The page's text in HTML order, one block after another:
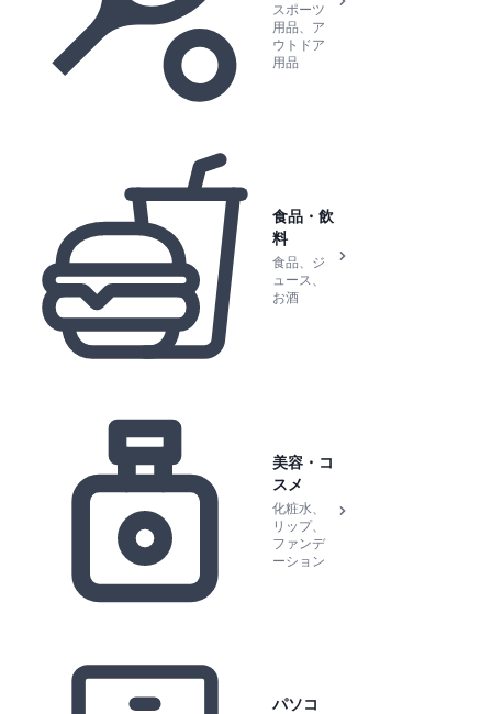
スポーツ
用品、ア
ウトドア
用品
食品・飲
料
食品、ジ
ュース、
お酒
美容・コ
スメ
化粧水、
リップ、
ファンデ
ーション
パソコ